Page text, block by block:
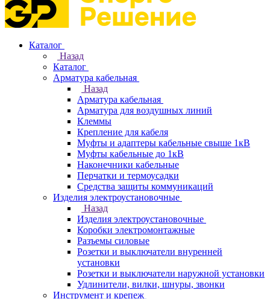
Каталог
Назад
Каталог
Арматура кабельная
Назад
Арматура кабельная
Арматура для воздушных линий
Клеммы
Крепление для кабеля
Муфты и адаптеры кабельные свыше 1кВ
Муфты кабельные до 1кВ
Наконечники кабельные
Перчатки и термоусадки
Средства защиты коммуникаций
Изделия электроустановочные
Назад
Изделия электроустановочные
Коробки электромонтажные
Разъемы силовые
Розетки и выключатели внуренней
установки
Розетки и выключатели наружной установки
Удлинители, вилки, шнуры, звонки
Инструмент и крепеж